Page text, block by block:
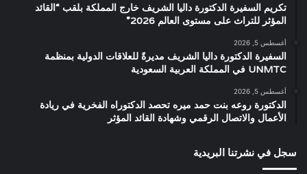
تكريم السفيرة الدكتورة داليا الشريف خارج المملكة بلقب “القائد
المؤثر للتراث على مستوى العالم 2026”
أغسطس 5, 2026
السفيرة الدكتورة داليا الشريف مديرةً للعلاقات الدولية بمنظمة
UNMTC في المملكة العربية السعودية
أغسطس 5, 2026
الدكتورة روعه بنت حمد ميره تحصد الدكتوراه الفخرية في ريادة
الأعمال والاتصال الرقمي وشهادة القائد المؤثر
سجل في نشرتنا البريدية